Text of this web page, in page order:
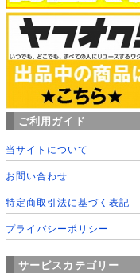
ご利用ガイド
当サイトについて
お問い合わせ
特定商取引法に基づく表記
プライバシーポリシー
サービスカテゴリー